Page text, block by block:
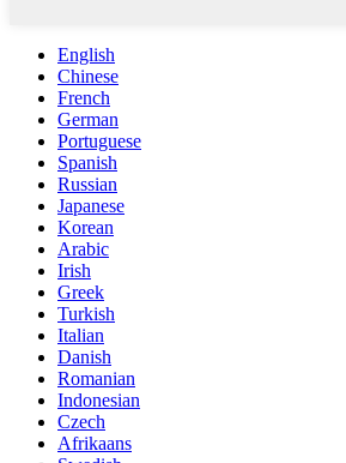
English
Chinese
French
German
Portuguese
Spanish
Russian
Japanese
Korean
Arabic
Irish
Greek
Turkish
Italian
Danish
Romanian
Indonesian
Czech
Afrikaans